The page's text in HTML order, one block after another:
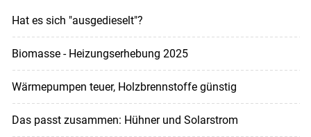
Hat es sich "ausgedieselt"?
Biomasse - Heizungserhebung 2025
Wärmepumpen teuer, Holzbrennstoffe günstig
Das passt zusammen: Hühner und Solarstrom